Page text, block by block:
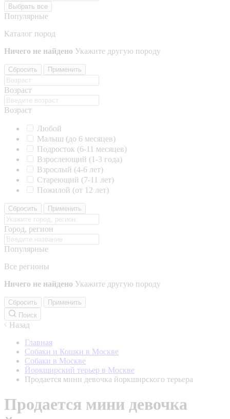
Выбрать все
Популярные
Каталог пород
Ничего не найдено Укажите другую породу
Сбросить Применить
Возраст
Возраст
Любой
Малыш (до 6 месяцев)
Подросток (6-11 месяцев)
Взрослеющий (1-3 года)
Взрослый (4-6 лет)
Стареющий (7-11 лет)
Пожилой (от 12 лет)
Сбросить Применить
Город, регион
Популярные
Все регионы
Ничего не найдено Укажите другую породу
Сбросить
Применить
Поиск
Назад
Главная
Собаки и Кошки в Москве
Собаки в Москве
Йоркширский терьер в Москве
Продается мини девочка йоркширского терьера
Продается мини девочка